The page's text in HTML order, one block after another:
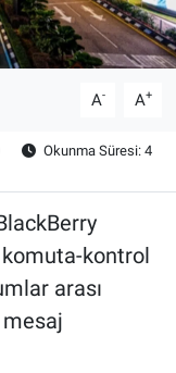
A- A+
Okunma Süresi: 4
kontrol
arası